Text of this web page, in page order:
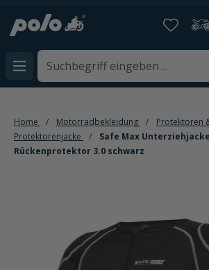
springen
Home Motorradbekleidung
Protektoren
Protektorenjacke
Safe Max
Rückenprotektor 3.0 schwarz
Bildergalerie überspringen